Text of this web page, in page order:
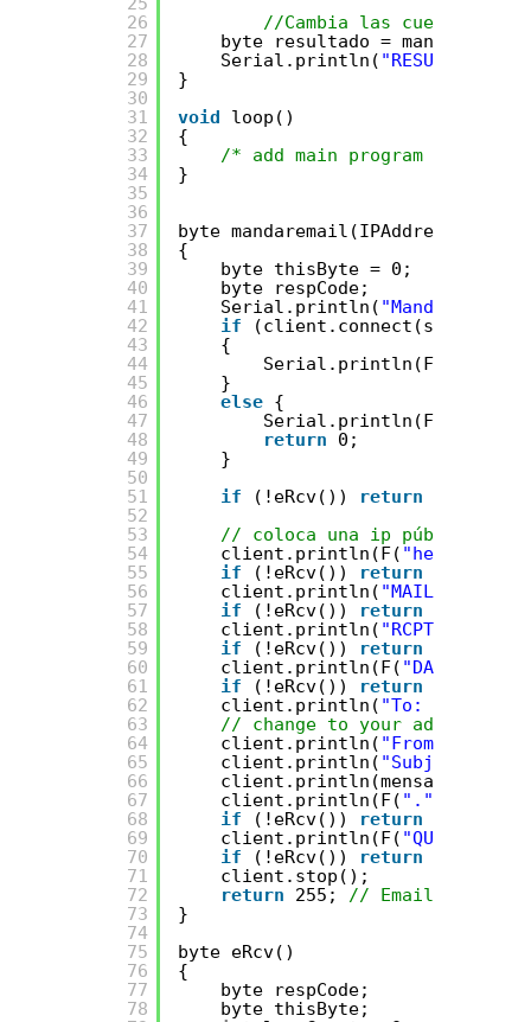
26
27
28
29
30
31
32
33
34
35
36
37
38
39
40
41
42
43
44
45
46
47
48
49
50
51
52
53
54
55
56
57
58
59
60
61
62
63
64
65
66
67
68
69
70
71
72
73
74
75
76
77
78
//Cambia las cuentas
byte resultado =
Serial.println( "RESULTADO
}
void
loop()
{
/* add main program code
}
byte mandaremail(IPAddress
{
byte thisByte = 0;
byte respCode;
Serial.println( "Mandar
if
(client.connect(smtp,
{
Serial.println(F(
}
else {
Serial.println(F(
return
0;
}
if
(!eRcv()) return
// coloca una ip pública tuya
client.println(F( "helo
if
(!eRcv()) return
client.println( "MAIL From: <"
if
(!eRcv()) return
client.println( "RCPT To: "
if
(!eRcv()) return
client.println(F( "DATA"
if
(!eRcv()) return
client.println( "To: You <"
// change to your address
client.println( "From: cuenta
client.println( "Subject: "
client.println(mensaje);
client.println(F( "."
if
(!eRcv()) return
client.println(F( "QUIT"
if
(!eRcv()) return
client.stop();
return
255; // Email enviado
}
byte eRcv()
{
byte respCode;
byte thisByte;